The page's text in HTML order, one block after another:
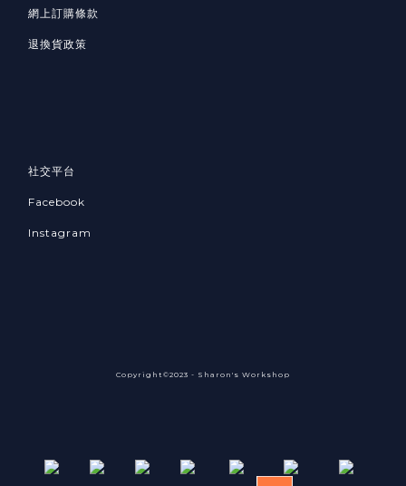
網上訂購條款
退換貨政策
社交平台
Facebook
Instagram
Copyright©2023 - Sharon's Workshop